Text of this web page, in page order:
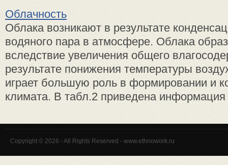
Облачность
Облака возникают в результате
водяного пара в атмосфере. Облака
вследствие увеличения общего
результате понижения температуры
играет большую роль в формировании и
климата. В табл.2 приведена информация
Copyright © 2026 - All Rights Reserved - www.ethnowork.ru